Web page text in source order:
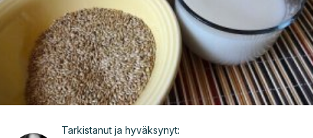
Tarkistanut ja hyväksynyt: